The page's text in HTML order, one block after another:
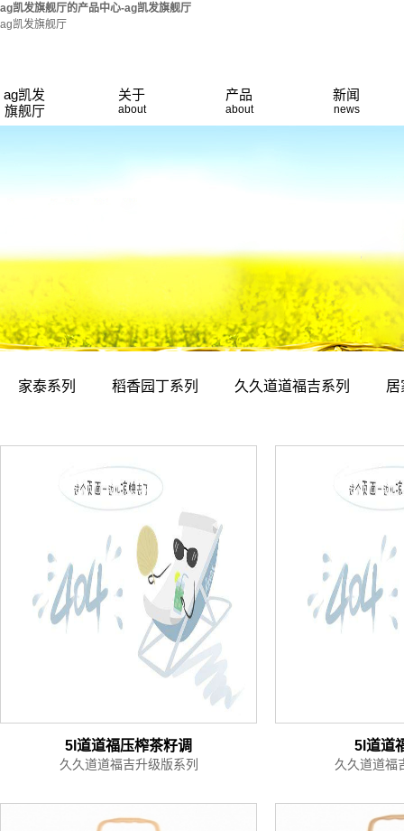
ag凯发旗舰厅的产品中心-ag凯发旗舰厅
ag凯发旗舰厅
ag凯发
旗舰厅
关于
about的简介
荣誉资质
舰厅
产品
about
稻香园丁系列
餐饮专用油
欧贝蒙娜
新闻
news
行业新闻
家泰系列 稻香园丁系列 久久道道福吉系列 居
5l道道福压榨茶籽调
久久道道福吉升级版系列
5l道道
久久道道福